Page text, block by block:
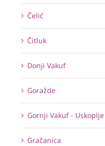
Čelić
Čitluk
Donji Vakuf
Goražde
Gornji Vakuf - Uskoplje
Gračanica